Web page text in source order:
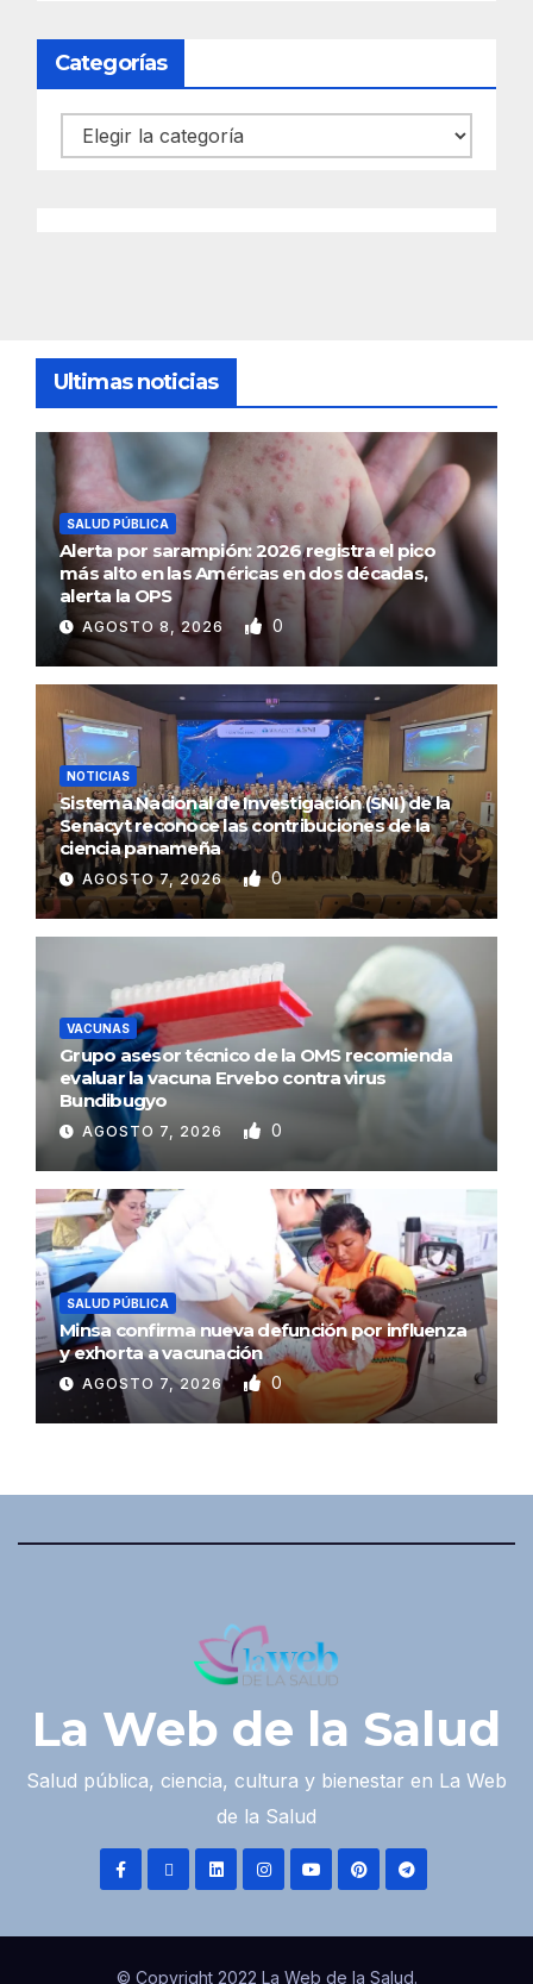
Categorías
Categorías
Ultimas noticias
SALUD PÚBLICA
Alerta por sarampión: 2026 registra el pico
más alto en las Américas en dos décadas,
alerta la OPS
AGOSTO 8, 2026 0
NOTICIAS
Sistema Nacional de Investigación (SNI) de la
Senacyt reconoce las contribuciones de la
ciencia panameña
AGOSTO 7, 2026 0
VACUNAS
Grupo asesor técnico de la OMS recomienda
evaluar la vacuna Ervebo contra virus
Bundibugyo
AGOSTO 7, 2026 0
SALUD PÚBLICA
Minsa confirma nueva defunción por influenza
y exhorta a vacunación
AGOSTO 7, 2026 0
La Web de la Salud
Salud pública, ciencia, cultura y bienestar en La Web
de la Salud
© Copyright 2022 La Web de la Salud.